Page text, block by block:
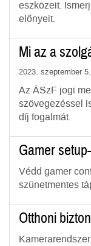
eszközeit.
előnyeit.
Mi az a
2023. szeptember 5.
Az ÁSzF jogi
szövegezéssel
díj fogalmát.
Gamer
Védd gamer
szünetmentes
Otthoni